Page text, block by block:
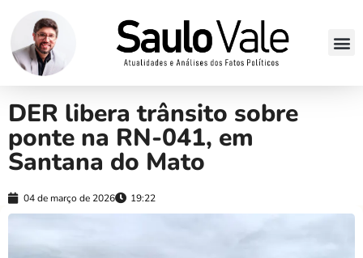
DER libera trânsito sobre
ponte na RN-041, em
Santana do Mato
04 de março de 2026 19:22